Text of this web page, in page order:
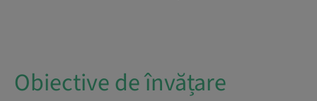
Obiective de învățare